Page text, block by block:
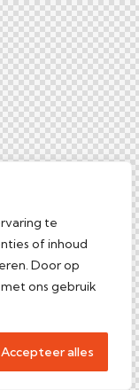
te
of inhoud
Door op
ons gebruik
Accepteer alles